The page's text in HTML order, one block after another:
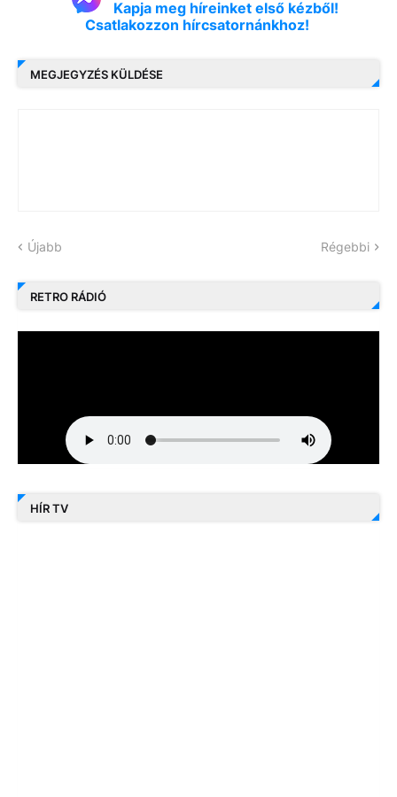
Kapja meg híreinket első kézből!
Csatlakozzon hírcsatornánkhoz!
MEGJEGYZÉS KÜLDÉSE
Újabb Régebbi
RETRO RÁDIÓ
HÍR TV